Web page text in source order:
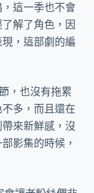
這一季也不會
解了角色，因
，這部劇的編
，也沒有拖累
多，而且還在
來新鮮感，沒
影集的時候，